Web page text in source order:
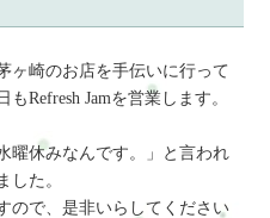
ヶ崎のお店を手伝いに行って
Refresh Jamを営業します。
曜休みなんです。」と言われ
した。
ので、是非いらしてください